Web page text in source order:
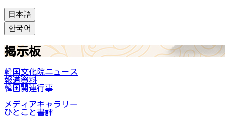
日本語
한국어
掲示板
韓国文化院ニュース
報道資料
韓国関連行事
メディアギャラリー
ひとこと書評